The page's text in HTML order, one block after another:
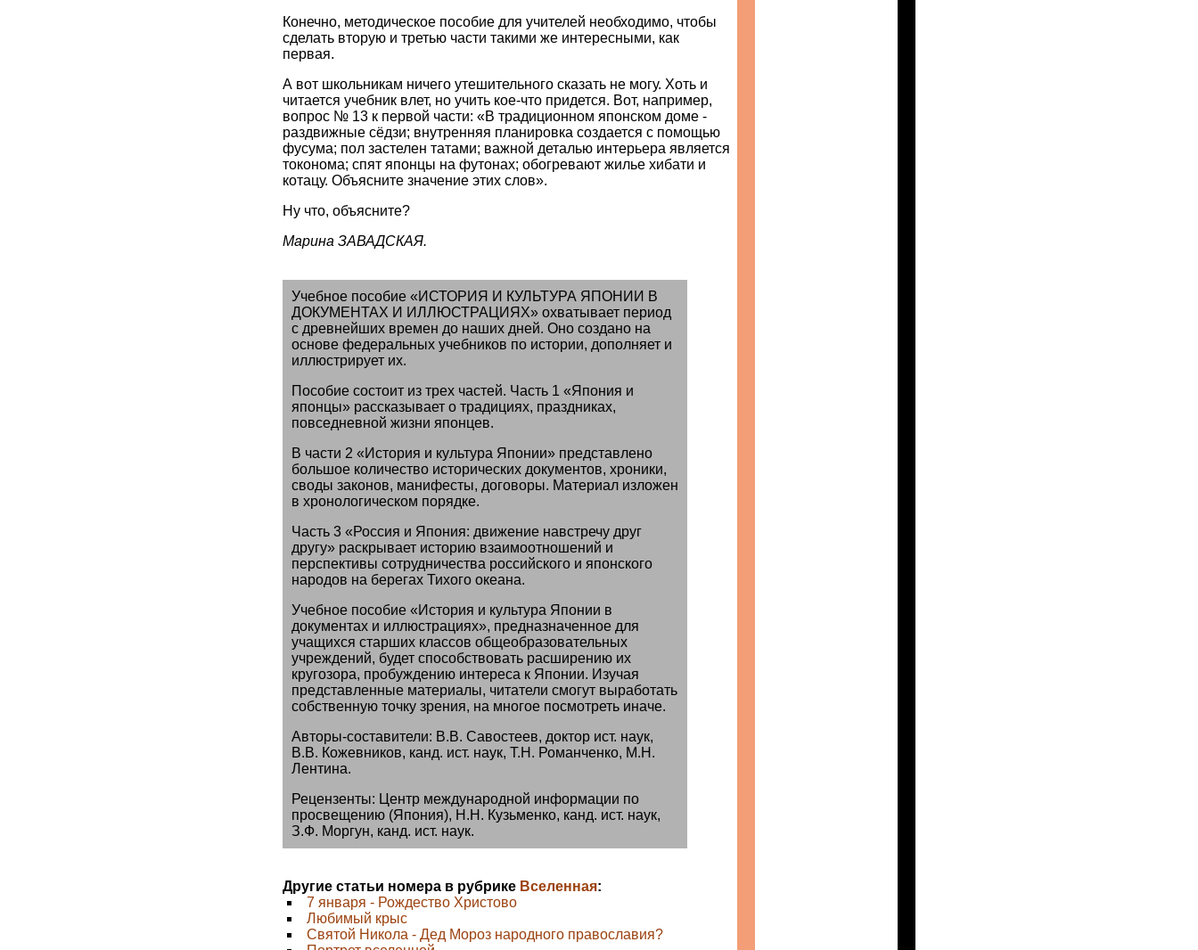
Конечно, методическое пособие для учителей необходимо, чтобы
сделать вторую и третью части такими же интересными, как
первая.
А вот школьникам ничего утешительного сказать не могу. Хоть и
читается учебник влет, но учить кое-что придется. Вот, например,
вопрос № 13 к первой части: «В традиционном японском доме -
раздвижные сёдзи; внутренняя планировка создается с помощью
фусума; пол застелен татами; важной деталью интерьера является
токонома; спят японцы на футонах; обогревают жилье хибати и
котацу. Объясните значение этих слов».
Ну что, объясните?
Марина ЗАВАДСКАЯ.
Учебное пособие «ИСТОРИЯ И КУЛЬТУРА ЯПОНИИ В
ДОКУМЕНТАХ И ИЛЛЮСТРАЦИЯХ» охватывает период
с древнейших времен до наших дней. Оно создано на
основе федеральных учебников по истории, дополняет и
иллюстрирует их.
Пособие состоит из трех частей. Часть 1 «Япония и
японцы» рассказывает о традициях, праздниках,
повседневной жизни японцев.
В части 2 «История и культура Японии» представлено
большое количество исторических документов, хроники,
своды законов, манифесты, договоры. Материал изложен
в хронологическом порядке.
Часть 3 «Россия и Япония: движение навстречу друг
другу» раскрывает историю взаимоотношений и
перспективы сотрудничества российского и японского
народов на берегах Тихого океана.
Учебное пособие «История и культура Японии в
документах и иллюстрациях», предназначенное для
учащихся старших классов общеобразовательных
учреждений, будет способствовать расширению их
кругозора, пробуждению интереса к Японии. Изучая
представленные материалы, читатели смогут выработать
собственную точку зрения, на многое посмотреть иначе.
Авторы-составители: В.В. Савостеев, доктор ист. наук,
В.В. Кожевников, канд. ист. наук, Т.Н. Романченко, М.Н.
Лентина.
Рецензенты: Центр международной информации по
просвещению (Япония), Н.Н. Кузьменко, канд. ист. наук,
З.Ф. Моргун, канд. ист. наук.
Другие статьи номера в рубрике Вселенная:
7 января - Рождество Христово
Любимый крыс
Святой Никола - Дед Мороз народного православия?